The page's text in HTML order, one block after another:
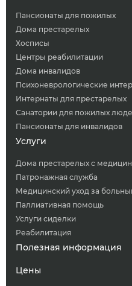
Пансионаты для пожилых
Дома престарелых
Хосписы
Центры реабилитации
Дома инвалидов
Психоневрологические
Интернаты для престарелых
Санатории для пожилых
Пансионаты для инвалидов
Услуги
Дома престарелых с
Патронажная служба
Медицинский уход за
Паллиативная помощь
Услуги сиделки
Реабилитация
Полезная информация
Цены